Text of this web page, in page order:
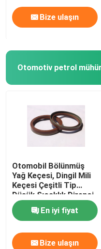
Elyaf Bezi Paketleme
Bize ulaşın
Otomotiv petrol
Otomobil Bölünmüş
Yağ Keçesi, Dingil Mili
Keçesi Çeşitli Tip
Düşük Sıcaklık Direnci
En iyi fiyat
Bize ulaşın